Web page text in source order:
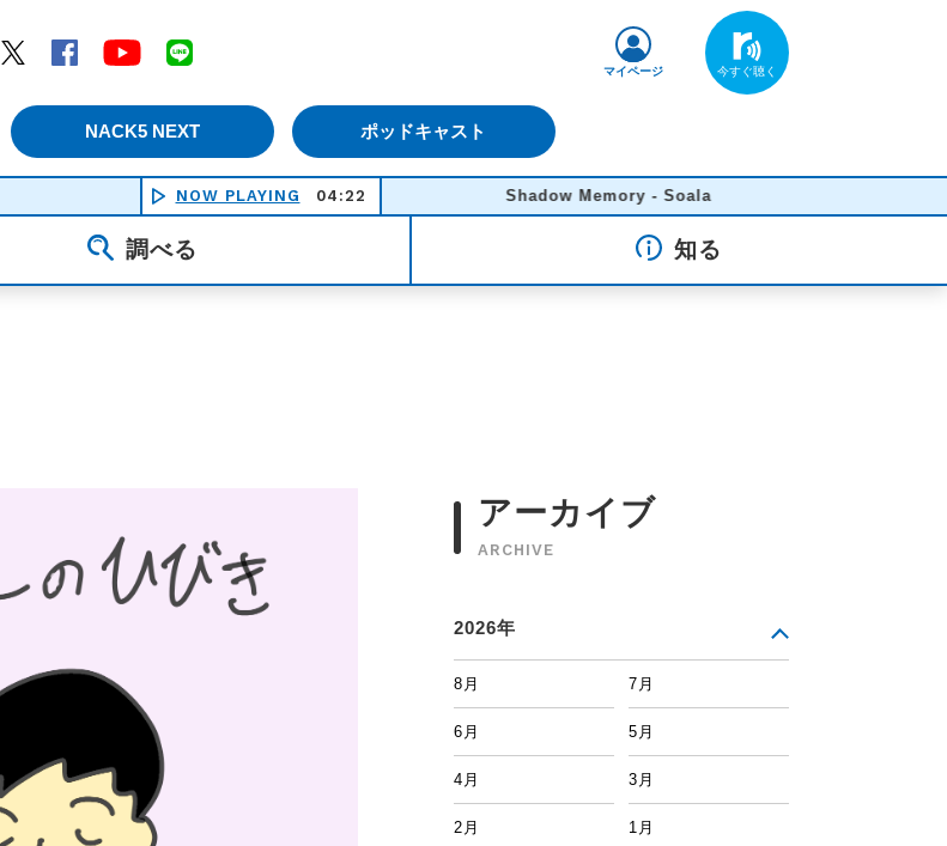
Twitter
Facebook YouTube
NACK5 NEXT ポッドキャスト
マイページ
NOW PLAYING 04:22 Shadow Memory - Soala
調べる 知る
アーカイブ
ARCHIVE
2026年
8月 7月
6月 5月
4月 3月
2月 1月